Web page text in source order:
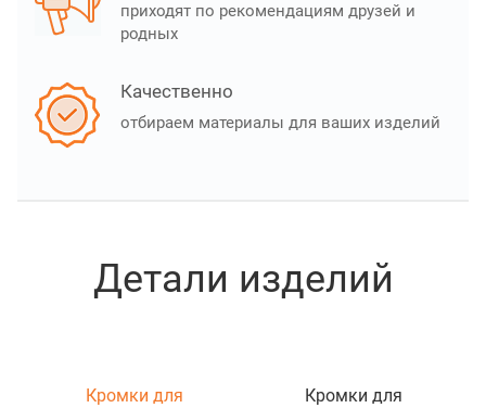
приходят по рекомендациям друзей и
родных
Качественно
отбираем материалы для ваших изделий
Детали изделий
Кромки для
Кромки для